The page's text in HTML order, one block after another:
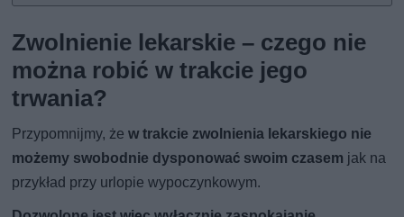
Zwolnienie lekarskie – czego nie
można robić w trakcie jego
trwania?
Przypomnijmy, żew trakcie zwolnienia lekarskiego nie
możemy swobodnie dysponować swoim czasem jak na
przykład przy urlopie wypoczynkowym.